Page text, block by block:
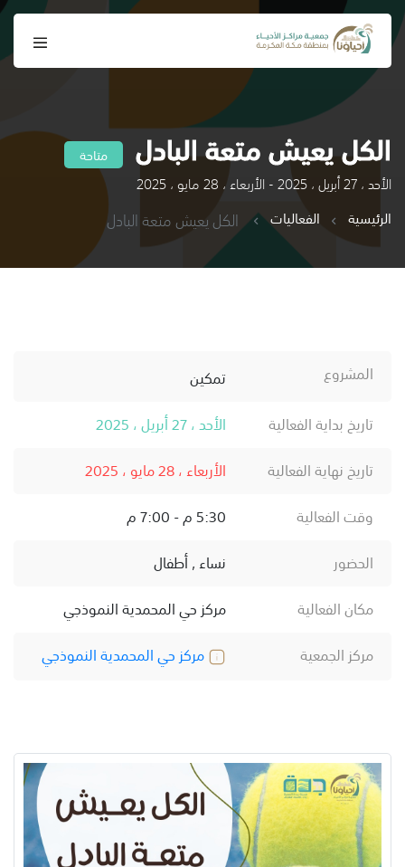
الكل يعيش متعة البادل متاحة
الأحد ، 27 أبريل ، 2025 - الأربعاء ، 28 مايو ، 2025
الرئيسية
الفعاليات الكل يعيش متعة البادل
المشروع
تمكين
تاريخ بداية الفعالية
الأحد ، 27 أبريل ، 2025
تاريخ نهاية الفعالية
الأربعاء ، 28 مايو ، 2025
وقت الفعالية
5:30 م - 7:00 م
الحضور
نساء , أطفال
مكان الفعالية
مركز حي المحمدية النموذجي
مركز الجمعية
مركز حي المحمدية النموذجي